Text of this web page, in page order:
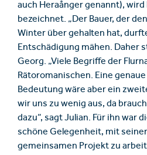
auch Heraånger genannt),
bezeichnet. „Der Bauer, der
Winter über gehalten hat,
Entschädigung mähen. Daher
Georg. „Viele Begriffe der
Rätoromanischen. Eine
Bedeutung wäre aber ein
wir uns zu wenig aus, da
dazu“, sagt Julian. Für ihn war
schöne Gelegenheit, mit
gemeinsamen Projekt zu